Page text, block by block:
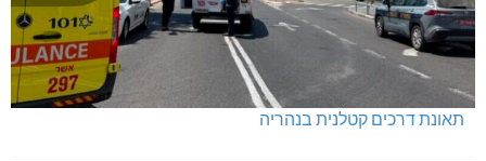
תאונת דרכים קטלנית בנהריה